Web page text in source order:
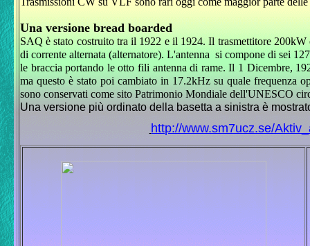
Una versione bread boarded
SAQ è stato costruito tra il 1922 e il 1924.Il trasmettitore 200kW
di corrente alternata (alternatore). L'antenna si compone di sei
le braccia portando le otto fili antenna di rame.Il 1 Dicembre,
ma questo è stato poi cambiato in 17.2kHz su quale frequenza
sono conservati come sito Patrimonio Mondiale dell'UNESCO
Una versione più ordinato della basetta a sinistra è
http://www.sm7ucz.se/